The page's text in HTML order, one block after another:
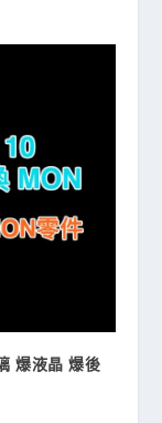
爆液晶 爆後